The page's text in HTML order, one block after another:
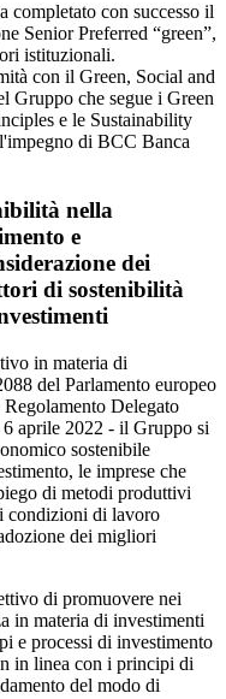
completato con successo il
Senior Preferred “green”,
istituzionali.
con il Green, Social and
Gruppo che segue i Green
e le Sustainability
di BCC Banca
nella
e
dei
di sostenibilità
in materia di
del Parlamento europeo
Delegato
aprile 2022 - il Gruppo si
sostenibile
le imprese che
di metodi produttivi
condizioni di lavoro
dei migliori
di promuovere nei
in materia di investimenti
e processi di investimento
in linea con i principi di
del modo di